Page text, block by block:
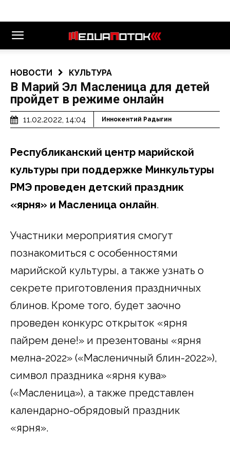
НОВОСТИ КУЛЬТУРА
В Марий Эл Масленица для детей
пройдет в режиме онлайн
11.02.2022, 14:04 Иннокентий Радыгин
Республиканский центр марийской
культуры при поддержке Минкультуры
РМЭ проведен детский праздник
«Ӱярня» и Масленица онлайн.
Участники мероприятия смогут
познакомиться с особенностями
марийской культуры, а также узнать о
секрете приготовления праздничных
блинов. Кроме того, будет заочно
проведен конкурс открыток «Ӱярня
пайрем дене!» и презентованы «Ӱярня
мелна-2022» («Масленичный блин-2022»),
символ праздника «Ӱярня кува»
(«Масленица»), а также представлен
календарно-обрядовый праздник
«Ӱярня».